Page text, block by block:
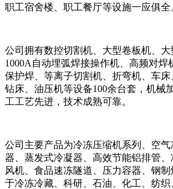
职工宿舍楼、职工餐厅等设施一应俱全
公司拥有数控切割机、大型卷板机、
1000A自动埋弧焊接操作机、高频对焊
保护焊、等离子切割机、折弯机、车床
钻床、油压机等设备100余台套，机械
工工艺先进，技术成熟可靠。
公司主要产品为冷冻压缩机系列、空
器、蒸发式冷凝器、高效节能铝排管
风机、食品速冻隧道、压力容器、钢
于冷冻冷藏、科研、石油、化工、纺